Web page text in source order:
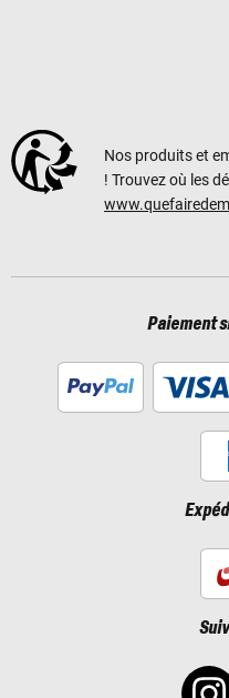
Nos produits et
! Trouvez où les
Paiement